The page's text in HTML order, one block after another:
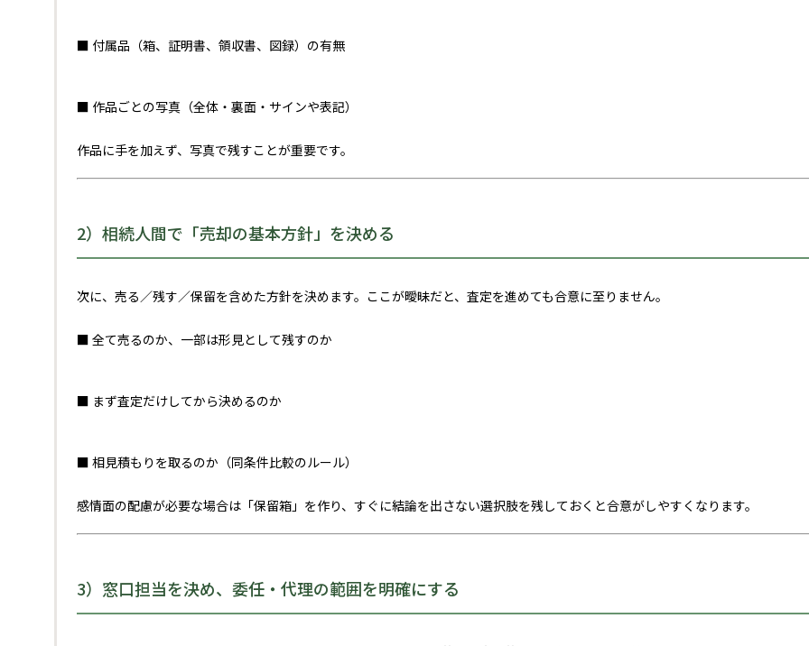
■ 付属品（箱、証明書、領収書、図録）の有無
■ 作品ごとの写真（全体・裏面・サインや表記）
作品に手を加えず、写真で残すことが重要です。
2）相続人間で「売却の基本方針」を決める
次に、売る／残す／保留を含めた方針を決めます。ここが曖昧だと、査定を進めても合意に至りません。
■ 全て売るのか、一部は形見として残すのか
■ まず査定だけしてから決めるのか
■ 相見積もりを取るのか（同条件比較のルール）
感情面の配慮が必要な場合は「保留箱」を作り、すぐに結論を出さない選択肢を残しておくと合意がしやすくなります。
3）窓口担当を決め、委任・代理の範囲を明確にする